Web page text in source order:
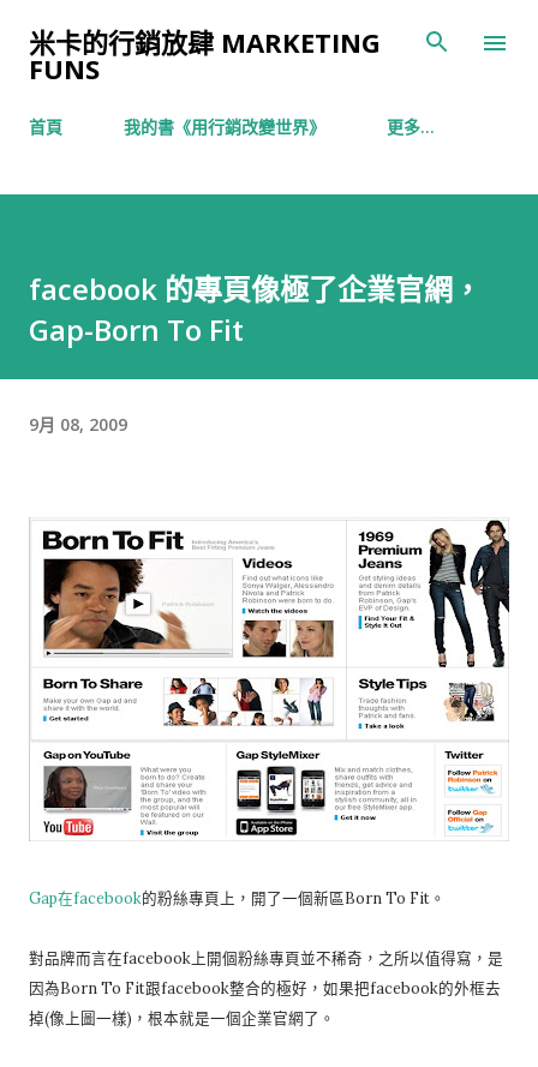
米卡的行銷放肆 MARKETING
FUNS
首頁 我的書《用行銷改變世界》 更多…
facebook 的專頁像極了企業官網，
Gap-Born To Fit
9月 08, 2009
Gap在facebook的粉絲專頁上，開了一個新區Born To Fit。
對品牌而言在facebook上開個粉絲專頁並不稀奇，之所以值得寫，是
因為Born To Fit跟facebook整合的極好，如果把facebook的外框去
掉(像上圖一樣)，根本就是一個企業官網了。